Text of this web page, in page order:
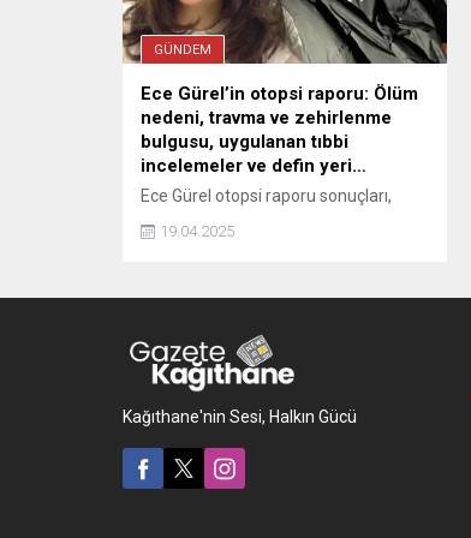
GÜNDEM
Ece Gürel’in otopsi raporu: Ölüm
nedeni, travma ve zehirlenme
bulgusu, uygulanan tıbbi
incelemeler ve defin yeri…
Ece Gürel otopsi raporu sonuçları,
seyriyle birlikte akıllardaki sorular
kayboldu ve nasıl bulundu ...
19.04.2025
Kağıthane'nin Sesi, Halkın Gücü